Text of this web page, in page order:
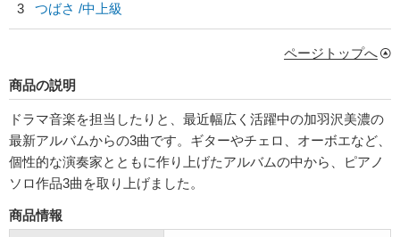
3
つばさ /中上級
ページトップへ
商品の説明
ドラマ音楽を担当したりと、最近幅広く活躍中の加羽沢美濃の
最新アルバムからの3曲です。ギターやチェロ、オーボエなど、
個性的な演奏家とともに作り上げたアルバムの中から、ピアノ
ソロ作品3曲を取り上げました。
商品情報